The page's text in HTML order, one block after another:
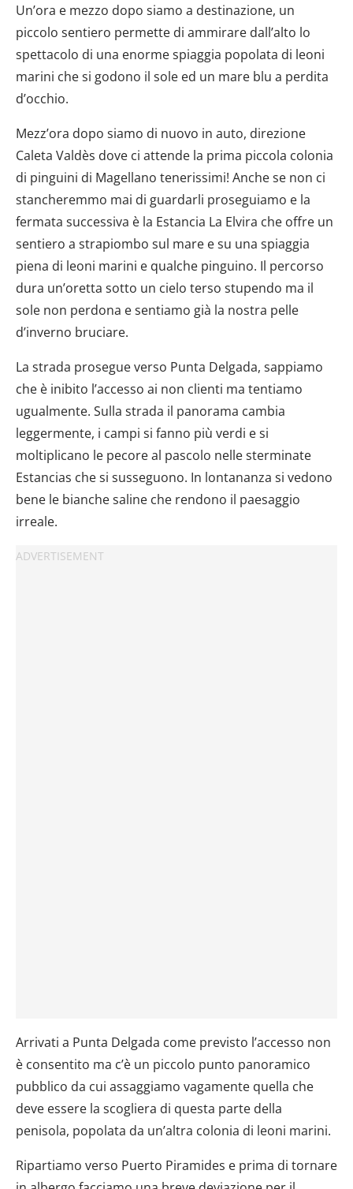
Un’ora e mezzo dopo siamo a destinazione, un
piccolo sentiero permette di ammirare dall’alto lo
spettacolo di una enorme spiaggia popolata di leoni
marini che si godono il sole ed un mare blu a perdita
d’occhio.
Mezz’ora dopo siamo di nuovo in auto, direzione
Caleta Valdès dove ci attende la prima piccola colonia
di pinguini di Magellano tenerissimi! Anche se non ci
stancheremmo mai di guardarli proseguiamo e la
fermata successiva è la Estancia La Elvira che offre un
sentiero a strapiombo sul mare e su una spiaggia
piena di leoni marini e qualche pinguino. Il percorso
dura un’oretta sotto un cielo terso stupendo ma il
sole non perdona e sentiamo già la nostra pelle
d’inverno bruciare.
La strada prosegue verso Punta Delgada, sappiamo
che è inibito l’accesso ai non clienti ma tentiamo
ugualmente. Sulla strada il panorama cambia
leggermente, i campi si fanno più verdi e si
moltiplicano le pecore al pascolo nelle sterminate
Estancias che si susseguono. In lontananza si vedono
bene le bianche saline che rendono il paesaggio
irreale.
Arrivati a Punta Delgada come previsto l’accesso non
è consentito ma c’è un piccolo punto panoramico
pubblico da cui assaggiamo vagamente quella che
deve essere la scogliera di questa parte della
penisola, popolata da un’altra colonia di leoni marini.
Ripartiamo verso Puerto Piramides e prima di tornare